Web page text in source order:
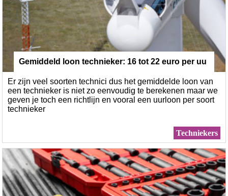
Gemiddeld loon technieker: 16 tot 22 euro per uu
r
Er zijn veel soorten technici dus het gemiddelde loon van
een technieker is niet zo eenvoudig te berekenen maar we
geven je toch een richtlijn en vooral een uurloon per soort
technieker
Techniekers